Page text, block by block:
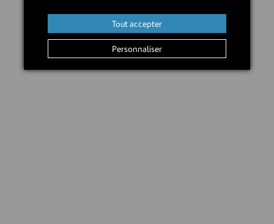
Personnaliser
Tout accepter